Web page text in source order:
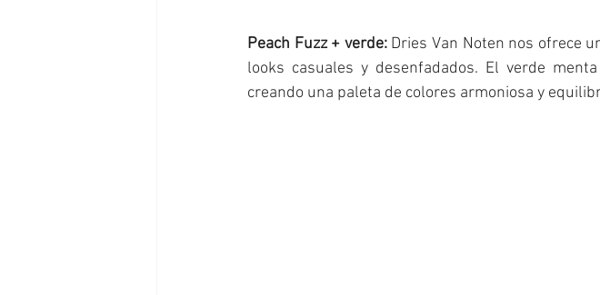
Peach Fuzz + verde: Dries Van Noten nos ofrece
looks casuales y desenfadados. El verde
creando una paleta de colores armoniosa y